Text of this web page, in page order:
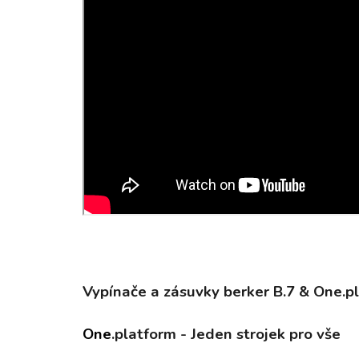
Vypínače a zásuvky berker B.7 &
One.platform - Jeden strojek pro vše